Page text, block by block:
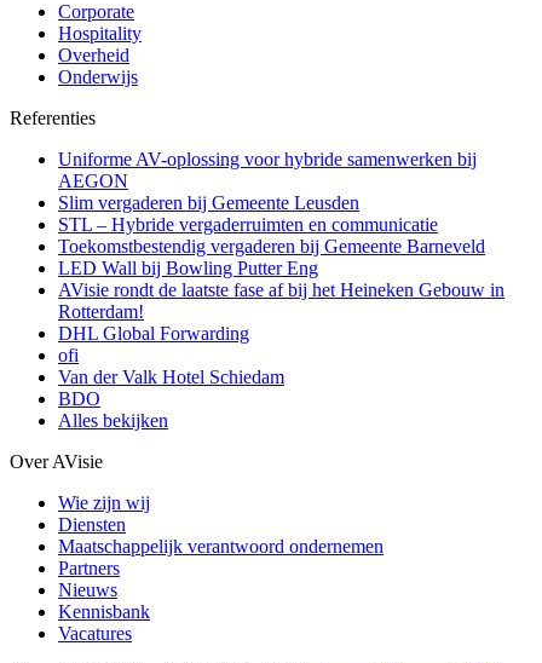
Corporate
Hospitality
Overheid
Onderwijs
Referenties
Uniforme AV-oplossing voor hybride samenwerken bij
AEGON
Slim vergaderen bij Gemeente Leusden
STL – Hybride vergaderruimten en communicatie
Toekomstbestendig vergaderen bij Gemeente Barneveld
LED Wall bij Bowling Putter Eng
AVisie rondt de laatste fase af bij het Heineken Gebouw in
Rotterdam!
DHL Global Forwarding
ofi
Van der Valk Hotel Schiedam
BDO
Alles bekijken
Over AVisie
Wie zijn wij
Diensten
Maatschappelijk verantwoord ondernemen
Partners
Nieuws
Kennisbank
Vacatures